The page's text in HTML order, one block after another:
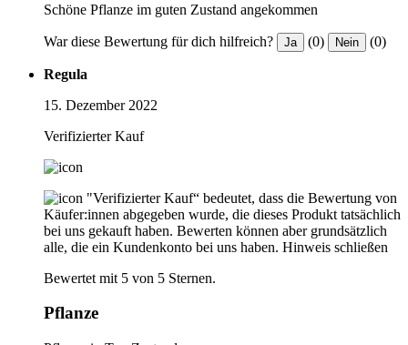
Schöne Pflanze im guten Zustand angekommen
War diese Bewertung für dich hilfreich? Ja (0) Nein (0)
Regula
15. Dezember 2022
Verifizierter Kauf
"Verifizierter Kauf“ bedeutet, dass die Bewertung von
Käufer:innen abgegeben wurde, die dieses Produkt tatsächlich
bei uns gekauft haben. Bewerten können aber grundsätzlich
alle, die ein Kundenkonto bei uns haben. Hinweis schließen
Bewertet mit 5 von 5 Sternen.
Pflanze